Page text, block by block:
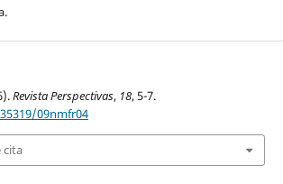
Revista Perspectivas, 18, 5-7.
09nmfr04
cita